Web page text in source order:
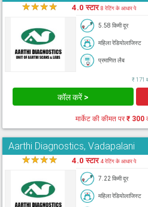
★★★★ 4.0 स्टार8 रेटिंग के आधार पे
5.58 किमी दूर
महिला रेडियोलाजिस्ट
प्रमाणित लैब
₹ 171
कॉल करें >
मार्केट की कीमत पर₹ 300
Aarthi Diagnostics, Vadapalani
★★★★ 4.0 स्टार4 रेटिंग के आधार पे
7.22 किमी दूर
महिला रेडियोलाजिस्ट